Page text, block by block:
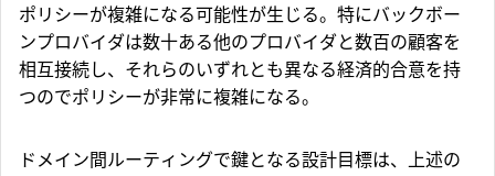
ポリシーが複雑になる可能性が生じる。特にバックボー
ンプロバイダは数十ある他のプロバイダと数百の顧客を
相互接続し、それらのいずれとも異なる経済的合意を持
つのでポリシーが非常に複雑になる。
ドメイン間ルーティングで鍵となる設計目標は、上述の